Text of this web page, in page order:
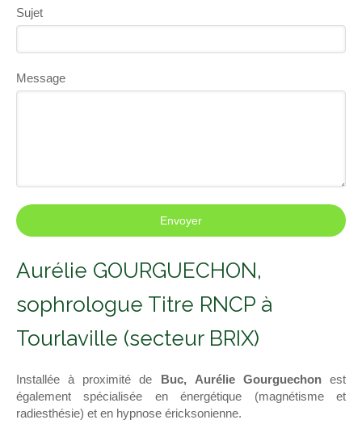
Sujet
Message
Envoyer
Aurélie GOURGUECHON,
sophrologue Titre RNCP à
Tourlaville (secteur BRIX)
Installée à proximité de Buc, Aurélie Gourguechonest
également spécialisée en énergétique (magnétisme et
radiesthésie) et en hypnose éricksonienne.